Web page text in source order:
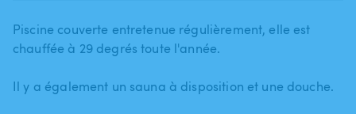
Piscine couverte entretenue régulièrement​,​ elle est
chauffée à 29 degrés toute l'année.
Il y a également un sauna à disposition et une douche.